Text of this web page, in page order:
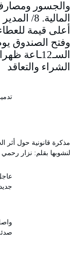
المالية.
الشراء والتعاقد
مذكرة قانونية حول أثر
لنشوبها بقلم: نزار